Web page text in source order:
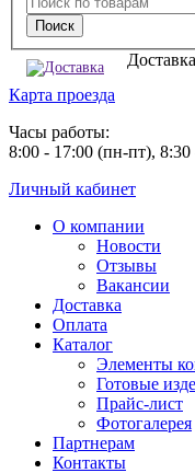
Карта проезда
Часы работы:
8:00 - 17:00 (пн-пт), 8:30
Личный кабинет
О компании
Новости
Отзывы
Вакансии
Доставка
Оплата
Каталог
Элементы
Готовые
Прайс-лист
Фотогалерея
Партнерам
Контакты